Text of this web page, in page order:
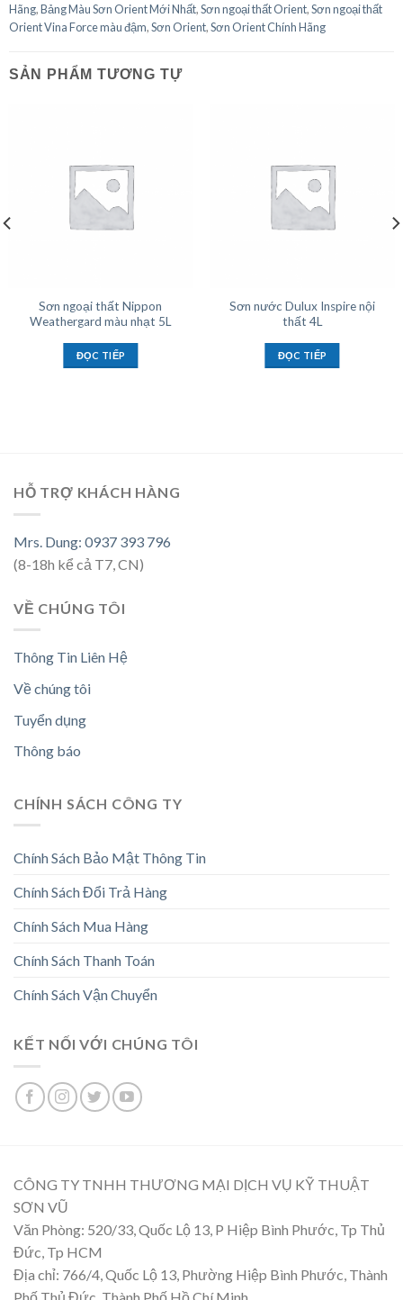
Hãng,Bảng Màu Sơn Orient Mới Nhất,Sơn ngoại thất Orient,Sơn ngoại thất
Orient Vina Force màu đậm,Sơn Orient,Sơn Orient Chính Hãng
SẢN PHẨM TƯƠNG TỰ
Sơn ngoại thất Nippon
Weathergard màu nhạt 5L
ĐỌC TIẾP
Sơn nước Dulux Inspire nội
thất 4L
ĐỌC TIẾP
HỖ TRỢ KHÁCH HÀNG
Mrs. Dung: 0937 393 796
(8-18h kể cả T7, CN)
VỀ CHÚNG TÔI
Thông Tin Liên Hệ
Về chúng tôi
Tuyển dụng
Thông báo
CHÍNH SÁCH CÔNG TY
Chính Sách Bảo Mật Thông Tin
Chính Sách Đổi Trả Hàng
Chính Sách Mua Hàng
Chính Sách Thanh Toán
Chính Sách Vận Chuyển
KẾT NỐI VỚI CHÚNG TÔI
CÔNG TY TNHH THƯƠNG MẠI DỊCH VỤ KỸ THUẬT
SƠN VŨ
Văn Phòng: 520/33, Quốc Lộ 13, P Hiệp Bình Phước, Tp Thủ
Đức, Tp HCM
Địa chỉ: 766/4, Quốc Lộ 13, Phường Hiệp Bình Phước, Thành